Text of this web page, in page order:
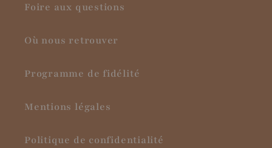
Foire aux questions
Où nous retrouver
Programme de fidélité
Mentions légales
Politique de confidentialité